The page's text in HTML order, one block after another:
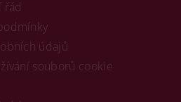
řád
údajů
souborů cookie